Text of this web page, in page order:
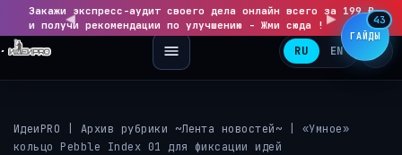
◀
Закажи экспресс-аудит своего дела онлайн всего за 199 ₽
и получи рекомендации по улучшению - Жми сюда !
▶
RU EN
ИдеиPRO Архив рубрики ~Лента новостей~
«Умное»
кольцо Pebble Index 01 для фиксации идей
ГАЙДЫ
43